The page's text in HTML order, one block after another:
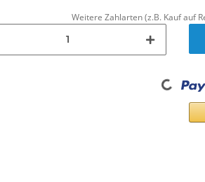
Weitere Zahlarten (z.B. Kauf auf
Loading...